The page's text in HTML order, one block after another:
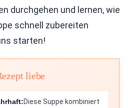
durchgehen und lernen, wie
schnell zubereiten
starten!
liebe
Diese Suppe kombiniert